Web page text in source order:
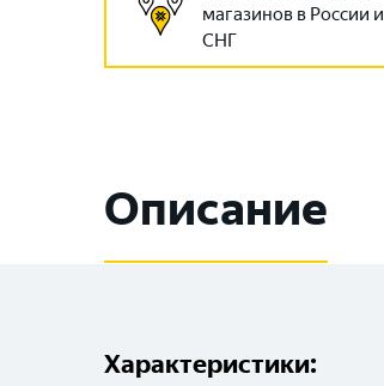
магазинов в России и
СНГ
Описание
Характеристики: